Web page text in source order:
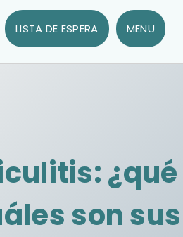
LISTA DE ESPERA MENU
¿qué
son sus